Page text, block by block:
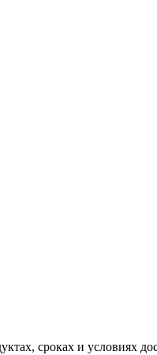
сроках и условиях